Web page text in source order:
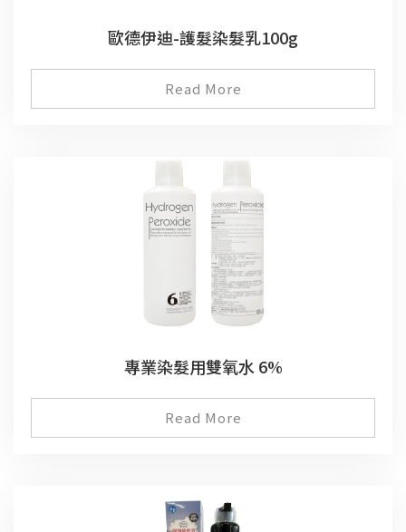
歐德伊迪-護髮染髮乳100g
Read More
專業染髮用雙氧水 6%
Read More